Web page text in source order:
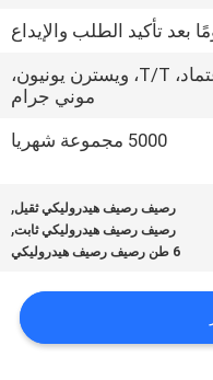
خطاب الاعتماد، T/T، ويسترن يونيون،
موني جرام
5000 مجموعة شهريا
رصيف رصيف هيدروليكي ثقيل,
رصيف رصيف هيدروليكي ثابت,
6 طن رصيف رصيف هيدروليكي